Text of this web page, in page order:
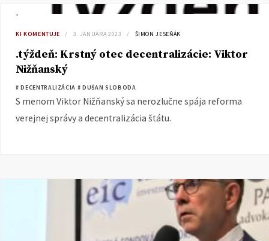
pred súčasnosť.
KI KOMENTUJE 3. JANUÁRA 2023 ŠIMON JESEŇÁK
.týždeň: Krstný otec decentralizácie: Viktor
Nižňanský
# DECENTRALIZÁCIA # DUŠAN SLOBODA
S menom Viktor Nižňanský sa nerozlučne spája reforma
verejnej správy a decentralizácia štátu.